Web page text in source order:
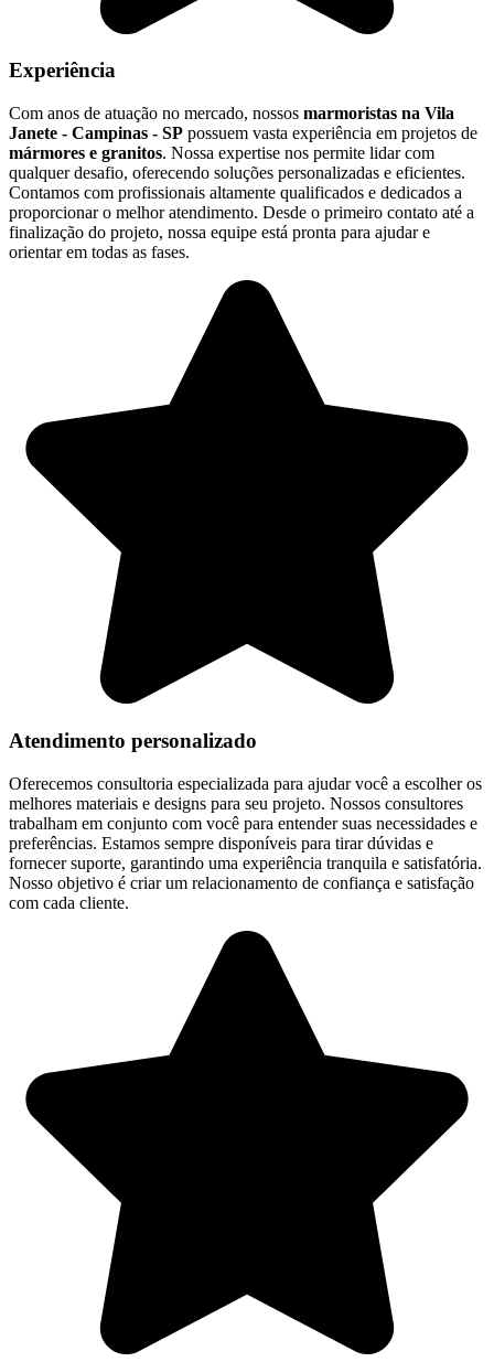
Experiência
Com anos de atuação no mercado, nossos marmoristas na Vila
Janete - Campinas - SP possuem vasta experiência em projetos de
mármores e granitos. Nossa expertise nos permite lidar com
qualquer desafio, oferecendo soluções personalizadas e eficientes.
Contamos com profissionais altamente qualificados e dedicados a
proporcionar o melhor atendimento. Desde o primeiro contato até a
finalização do projeto, nossa equipe está pronta para ajudar e
orientar em todas as fases.
Atendimento personalizado
Oferecemos consultoria especializada para ajudar você a escolher os
melhores materiais e designs para seu projeto. Nossos consultores
trabalham em conjunto com você para entender suas necessidades e
preferências. Estamos sempre disponíveis para tirar dúvidas e
fornecer suporte, garantindo uma experiência tranquila e satisfatória.
Nosso objetivo é criar um relacionamento de confiança e satisfação
com cada cliente.